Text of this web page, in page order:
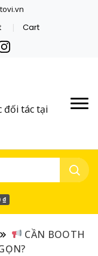
Cart
đối tác tại
₫
CẦN BOOTH